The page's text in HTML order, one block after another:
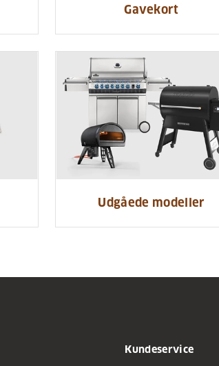
Gavekort
Udgåede modeller
Kundeservice